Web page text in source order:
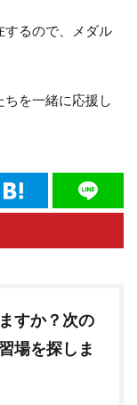
するので、メダル
を一緒に応援し
すか？次の
場を探しま